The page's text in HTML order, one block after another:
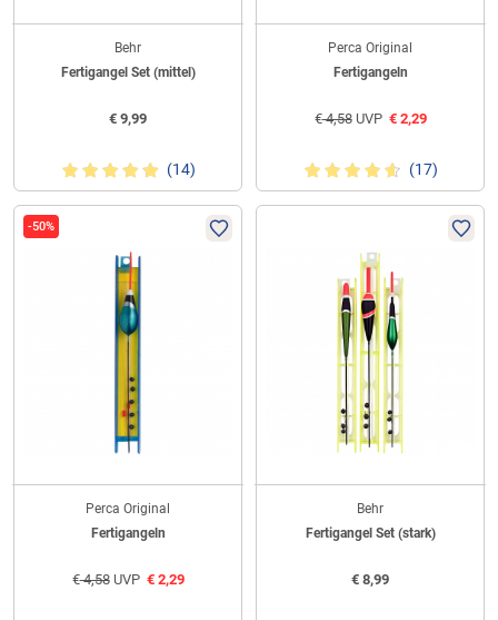
Behr
Fertigangel Set (mittel)
€ 9,99
(14)
Perca Original
Fertigangeln
€4,58UVP €2,29
(17)
-50%
Perca Original
Fertigangeln
€4,58UVP €2,29
Behr
Fertigangel Set (stark)
€ 8,99